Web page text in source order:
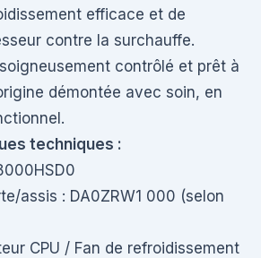
efficace et de
contre la surchauffe.
contrôlé et prêt à
démontée avec soin, en
techniques :
assis : DA0ZRW1 000 (selon
CPU / Fan de refroidissement